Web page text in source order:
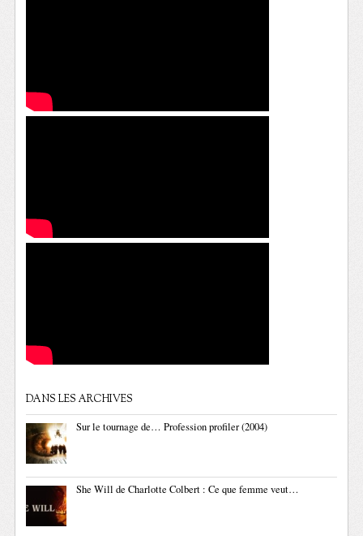
DANS LES ARCHIVES
Sur le tournage de… Profession profiler (2004)
She Will de Charlotte Colbert : Ce que femme veut…